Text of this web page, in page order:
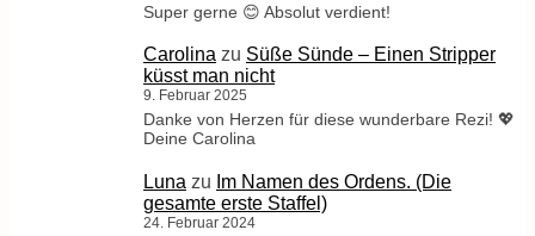
Super gerne 😊 Absolut verdient!
Carolina zu Süße Sünde – Einen Stripper
küsst man nicht
9. Februar 2025
Danke von Herzen für diese wunderbare Rezi! 💖
Deine Carolina
Luna zu Im Namen des Ordens. (Die
gesamte erste Staffel)
24. Februar 2024